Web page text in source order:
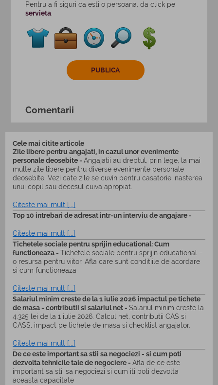
Pentru a fi siguri ca esti o persoana, da click pe
servieta.
Comentarii
Cele mai citite articole
Zile libere pentru angajati, in cazul unor evenimente
personale deosebite -Angajatii au dreptul, prin lege, la mai
multe zile libere pentru diverse evenimente personale
deosebite. Vezi cate zile se cuvin pentru casatorie, nasterea
unui copil sau decesul cuiva apropiat.
Citeste mai mult [...]
Top 10 intrebari de adresat intr-un interviu de angajare -
Citeste mai mult [...]
Tichetele sociale pentru sprijin educational: Cum
functioneaza -Tichetele sociale pentru sprijin educational –
o resursa pentru viitor. Afla care sunt conditiile de acordare
si cum functioneaza
Citeste mai mult [...]
Salariul minim creste de la 1 iulie 2026 impactul pe tichete
de masa - contributii si salariul net -Salariul minim creste la
4.325 lei de la 1 iulie 2026. Calcul net, contributii CAS si
CASS, impact pe tichete de masa si checklist angajator.
Citeste mai mult [...]
De ce este important sa stii sa negociezi - si cum poti
dezvolta tehnicile tale de negociere -Afla de ce este
important sa stii sa negociezi si cum iti poti dezvolta
aceasta capacitate